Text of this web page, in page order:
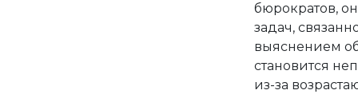
бюрократов,
задач,
выяснением
становится
из-за